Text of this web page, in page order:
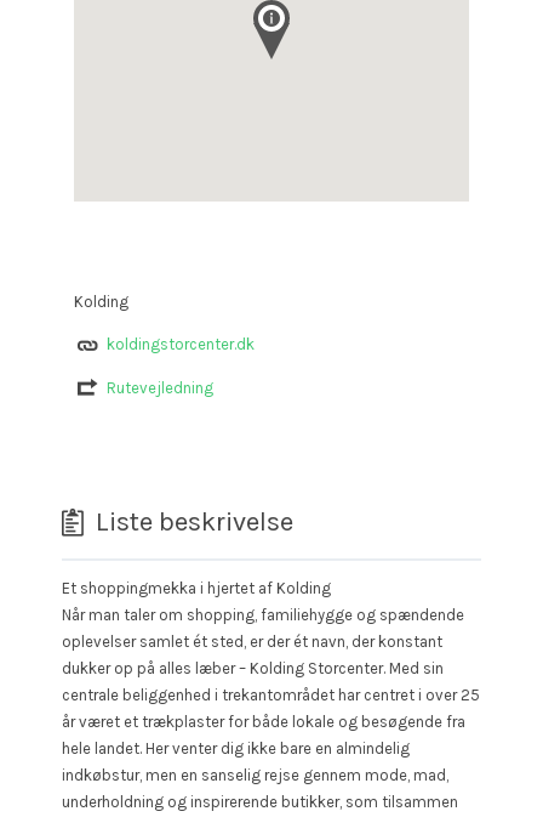
Kolding
koldingstorcenter.dk
Rutevejledning
Liste beskrivelse
Et shoppingmekka i hjertet af Kolding
Når man taler om shopping, familiehygge og spændende
oplevelser samlet ét sted, er der ét navn, der konstant
dukker op på alles læber – Kolding Storcenter. Med sin
centrale beliggenhed i trekantområdet har centret i over 25
år været et trækplaster for både lokale og besøgende fra
hele landet. Her venter dig ikke bare en almindelig
indkøbstur, men en sanselig rejse gennem mode, mad,
underholdning og inspirerende butikker, som tilsammen